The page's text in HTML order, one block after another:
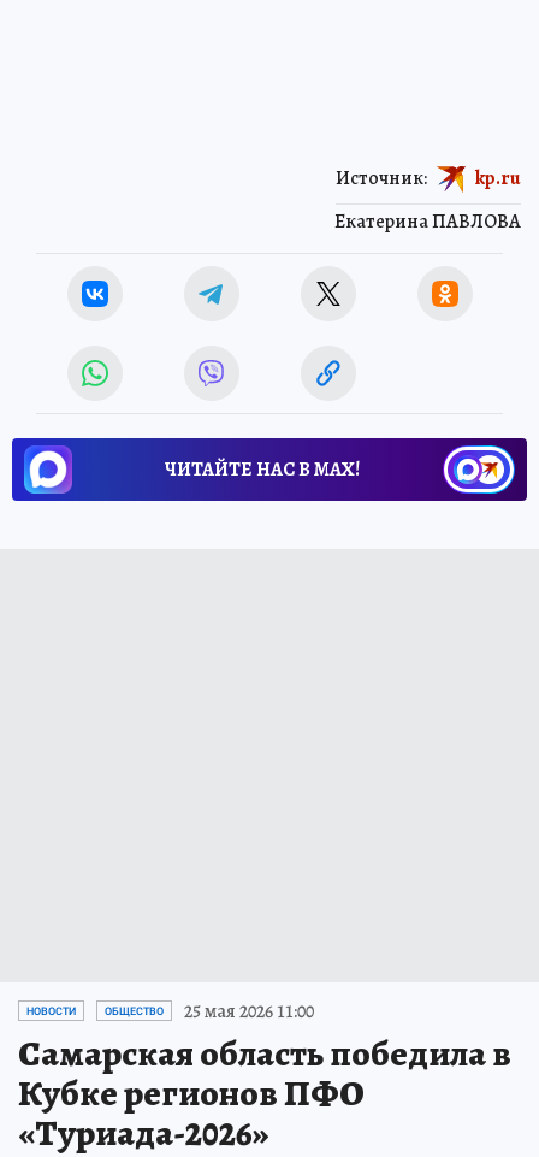
Екатерина ПАВЛОВА
Источник: kp.ru
ЧИТАЙТЕ НАС В МАХ!
НОВОСТИ ОБЩЕСТВО 25 мая 2026 11:00
Самарская область победила в
Кубке регионов ПФО
«Туриада-2026»